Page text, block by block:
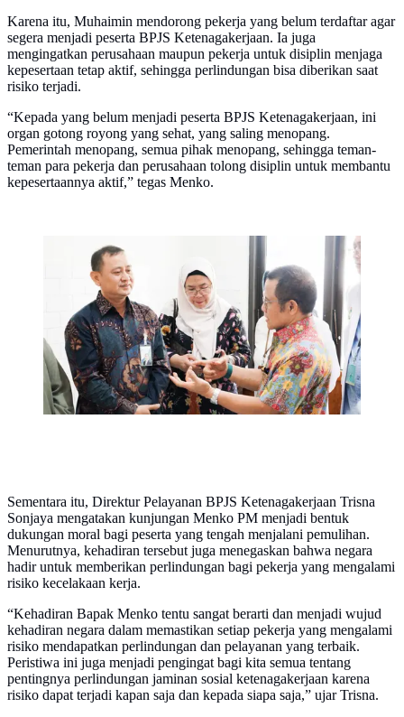
Karena itu, Muhaimin mendorong pekerja yang belum terdaftar agar
segera menjadi peserta BPJS Ketenagakerjaan. Ia juga
mengingatkan perusahaan maupun pekerja untuk disiplin menjaga
kepesertaan tetap aktif, sehingga perlindungan bisa diberikan saat
risiko terjadi.
“Kepada yang belum menjadi peserta BPJS Ketenagakerjaan, ini
organ gotong royong yang sehat, yang saling menopang.
Pemerintah menopang, semua pihak menopang, sehingga teman-
teman para pekerja dan perusahaan tolong disiplin untuk membantu
kepesertaannya aktif,” tegas Menko.
Menko Muhaimin meninjau korban kecelakaan kerja di
Bali dan menegaskan pentingnya perlindungan
maksimal dari BPJS Ketenagakerjaan. (Foto:Dok.BPJS
Ketenagakerjaan)
Sementara itu, Direktur Pelayanan BPJS Ketenagakerjaan Trisna
Sonjaya mengatakan kunjungan Menko PM menjadi bentuk
dukungan moral bagi peserta yang tengah menjalani pemulihan.
Menurutnya, kehadiran tersebut juga menegaskan bahwa negara
hadir untuk memberikan perlindungan bagi pekerja yang mengalami
risiko kecelakaan kerja.
“Kehadiran Bapak Menko tentu sangat berarti dan menjadi wujud
kehadiran negara dalam memastikan setiap pekerja yang mengalami
risiko mendapatkan perlindungan dan pelayanan yang terbaik.
Peristiwa ini juga menjadi pengingat bagi kita semua tentang
pentingnya perlindungan jaminan sosial ketenagakerjaan karena
risiko dapat terjadi kapan saja dan kepada siapa saja,” ujar Trisna.